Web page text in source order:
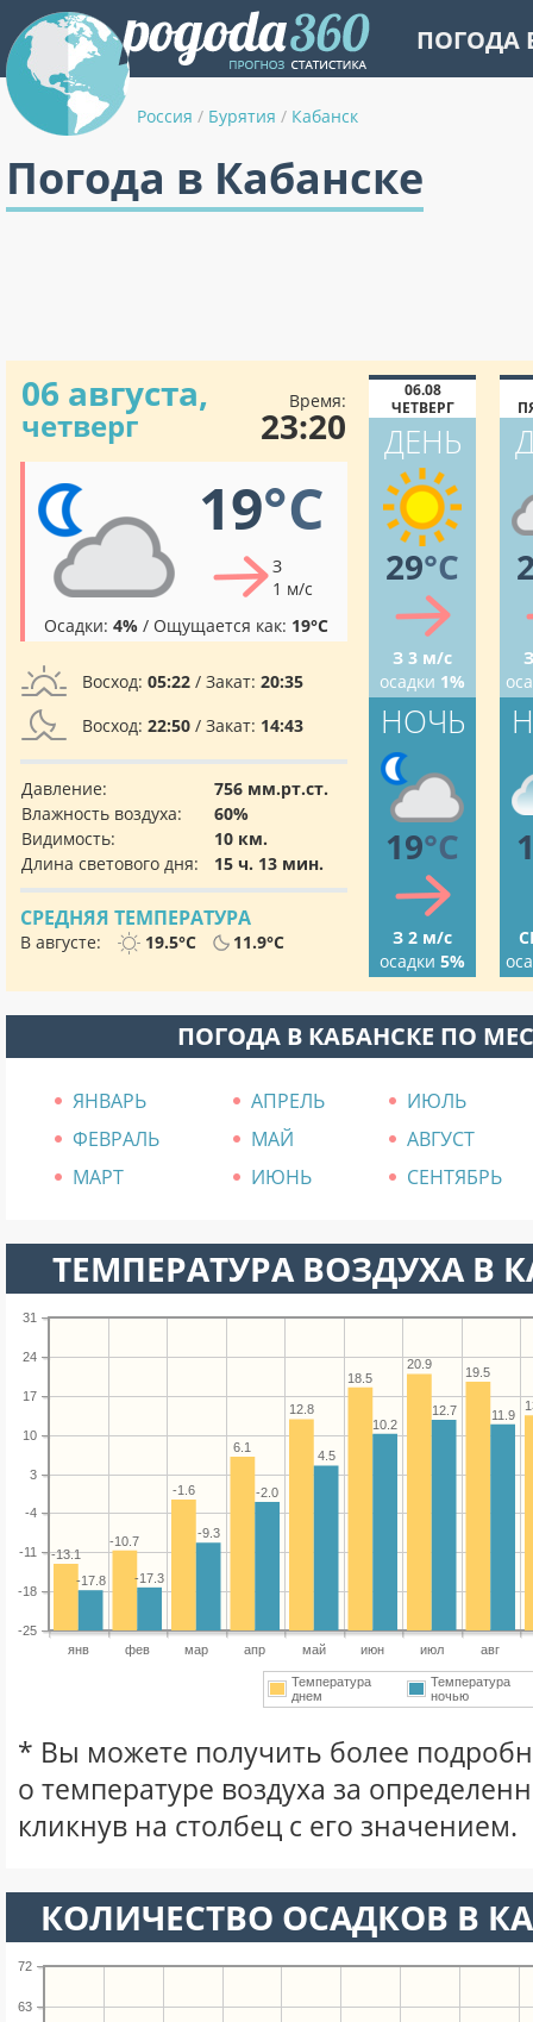
ПОГОДА
Россия / Бурятия / Кабанск
Погода в Кабанске
06 августа,
четверг
Время:
23:20
19°C
З
1 м/с
Осадки: 4% / Ощущается как: 19°C
Восход: 05:22 / Закат: 20:35
Восход: 22:50 / Закат: 14:43
Давление:
756 мм.рт.ст.
Влажность воздуха:
60%
Видимость:
10 км.
Длина светового дня:
15 ч. 13 мин.
СРЕДНЯЯ ТЕМПЕРАТУРА
В августе: 19.5°C 11.9°C
06.08
ЧЕТВЕРГ
ДЕНЬ
29°C
З 3 м/с
осадки 1%
НОЧЬ
19°C
З 2 м/с
осадки 5%
ПОГОДА В КАБАНСКЕ ПО
ЯНВАРЬ АПРЕЛЬ
ИЮЛЬ
ФЕВРАЛЬ
МАЙ
АВГУСТ
МАРТ
ИЮНЬ СЕНТЯБРЬ
ТЕМПЕРАТУРА ВОЗДУХА В
янв фев мар апр май июн июл авг
-25
-18
-11
-4
3
10
17
24
31
19.5
20.9
18.5
12.8
6.1
-1.6
-10.7
-13.1
11.9
12.7
10.2
4.5
-2.0
-9.3
-17.3
-17.8
Температура
днем
Температура
ночью
* Вы можете получить более
о температуре воздуха за
кликнув на столбец с его значением.
КОЛИЧЕСТВО ОСАДКОВ В
63
72